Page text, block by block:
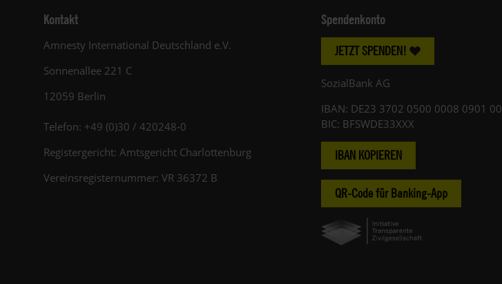
Kontakt
Amnesty International Deutschland e.V.
Sonnenallee 221 C
12059 Berlin
Telefon: +49 (0)30 / 420248-0
Registergericht: Amtsgericht Charlottenburg
Vereinsregisternummer: VR 36372 B
Spendenkonto
JETZT SPENDEN!
SozialBank AG
IBAN: DE23 3702 0500 0008 0901 00
BIC: BFSWDE33XXX
IBAN KOPIEREN
QR-Code für Banking-App